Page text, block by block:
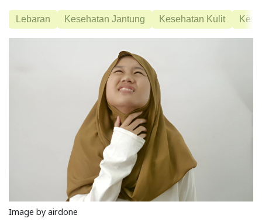
Lebaran Kesehatan Jantung Kesehatan Kulit
Image by airdone